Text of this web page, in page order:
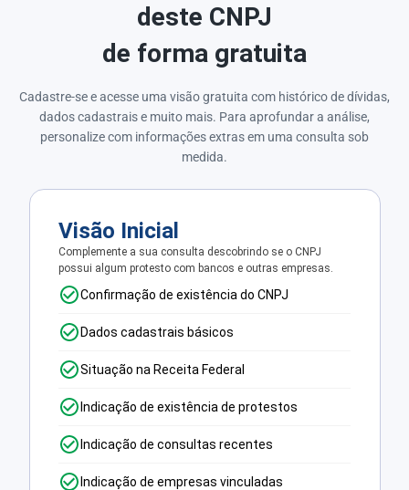
deste CNPJ
de forma gratuita
Cadastre-se e acesse uma visão gratuita com histórico de dívidas,
dados cadastrais e muito mais. Para aprofundar a análise,
personalize com informações extras em uma consulta sob
medida.
Visão Inicial
Complemente a sua consulta descobrindo se o CNPJ
possui algum protesto com bancos e outras empresas.
Confirmação de existência do CNPJ
Dados cadastrais básicos
Situação na Receita Federal
Indicação de existência de protestos
Indicação de consultas recentes
Indicação de empresas vinculadas